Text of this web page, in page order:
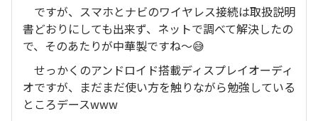
ですが、スマホとナビのワイヤレス接続は取扱説明
書どおりにしても出来ず、ネットで調べて解決したの
で、そのあたりが中華製ですね～😅
せっかくのアンドロイド搭載ディスプレイオーディ
オですが、まだまだ使い方を触りながら勉強している
ところデースwww